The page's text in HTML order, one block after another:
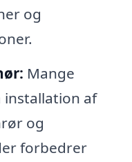
og
Mange
af
og
forbedrer